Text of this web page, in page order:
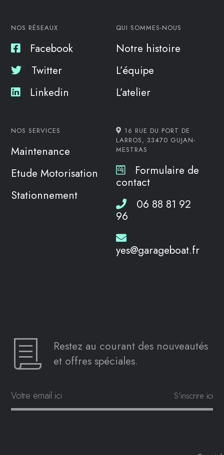
NOS RÉSEAUX
Facebook
Twitter
Linkedin
QUI SOMMES-NOUS
Notre histoire
L’équipe
L’atelier
NOS SERVICES
Maintenance
Etude Motorisation
Stationnement
16 RUE DU PORT DE
LARROS, 33470 GUJAN-
MESTRAS
Formulaire de
contact
06 88 81 92
96
yes@garageboat.fr
Restez au courant des nouveautés
et offres spéciales.